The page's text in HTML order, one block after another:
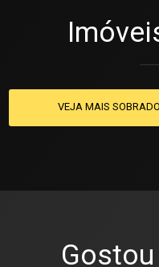
VEJA MAIS